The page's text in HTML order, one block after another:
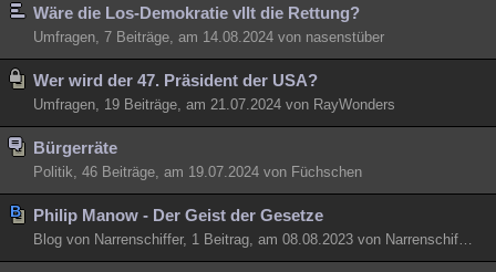
Wäre die Los-Demokratie vllt die Rettung?
Umfragen, 7 Beiträge, am 14.08.2024 von nasenstüber
Wer wird der 47. Präsident der USA?
Umfragen, 19 Beiträge, am 21.07.2024 von RayWonders
Bürgerräte
Politik, 46 Beiträge, am 19.07.2024 von Füchschen
Philip Manow - Der Geist der Gesetze
Blog von Narrenschiffer, 1 Beitrag, am 08.08.2023 von Narrenschiffer